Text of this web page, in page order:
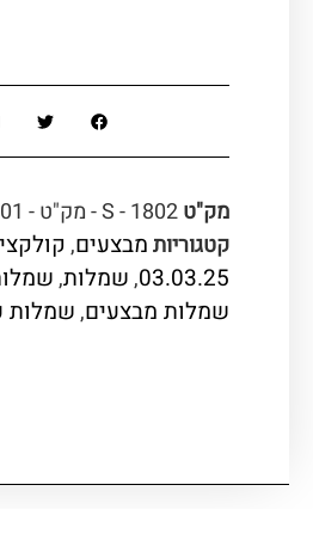
S - 1802 - מק"ט - 2801
מבצעים,קולקציה חדשה
03.03.25
,שמלות,שמלות 03.03.25
שמלות מבצעים ,שמלות ערב